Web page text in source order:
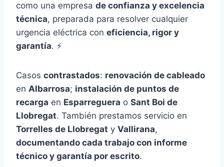
como una empresa de confianza y excelencia
técnica, preparada para resolver cualquier
urgencia eléctrica con eficiencia, rigor y
garantía. ⚡
Casos contrastados: renovación de cableado
en Albarrosa; instalación de puntos de
recarga en Esparreguera o Sant Boi de
Llobregat. También prestamos servicio en
Torrelles de Llobregat y Vallirana,
documentando cada trabajo con informe
técnico y garantía por escrito.